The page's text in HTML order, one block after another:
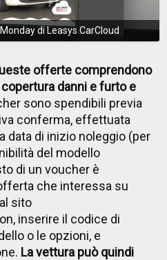
di Leasys CarCloud
offerte comprendono
danni e furto e
sono spendibili previa
conferma, effettuata
data di inizio noleggio (per
del modello
di un voucher è
che interessa su
sito
inserire il codice di
o le opzioni, e
La vettura può quindi